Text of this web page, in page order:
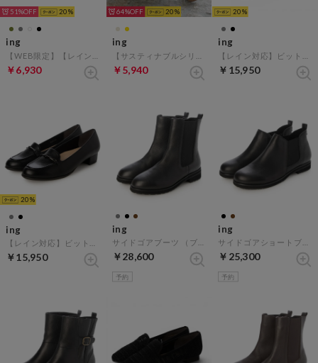
51% 20
ing
￥6,930
64% 20
ing
￥5,940
20
ing
￥15,950
20
ing
￥15,950
ing
￥28,600
予約
ing
￥25,300
予約